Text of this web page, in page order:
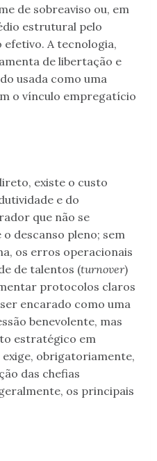
de sobreaviso ou, em
estrutural pelo
A tecnologia,
de libertação e
usada como uma
o vínculo empregatício
existe o custo
e do
que não se
descanso pleno; sem
os erros operacionais
de talentos (turnover)
protocolos claros
encarado como uma
benevolente, mas
estratégico em
obrigatoriamente,
das chefias
os principais